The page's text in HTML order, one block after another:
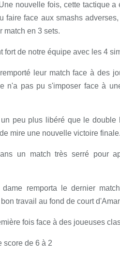
nouvelle fois, cette tactique a
faire face aux smashs
match en 3 sets.
fort de notre équipe avec les 4
leur match face à des
n'a pas pu s'imposer face à
peu plus libéré que le double
mire une nouvelle victoire finale.
un match très serré pour
remporta le dernier
travail au fond de court
fois face à des joueuses
score de 6 à 2